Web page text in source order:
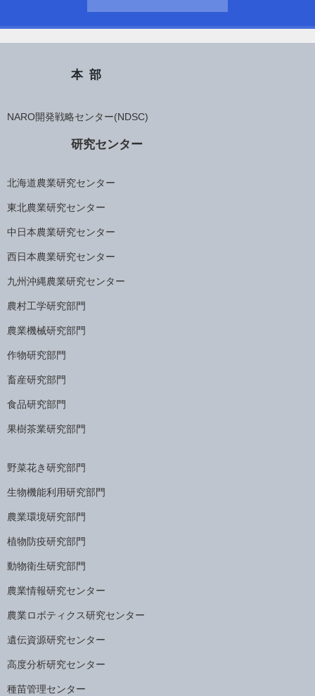
本部
NARO開発戦略センター(NDSC)
研究センター
北海道農業研究センター
東北農業研究センター
中日本農業研究センター
西日本農業研究センター
九州沖縄農業研究センター
農村工学研究部門
農業機械研究部門
作物研究部門
畜産研究部門
食品研究部門
果樹茶業研究部門
野菜花き研究部門
生物機能利用研究部門
農業環境研究部門
植物防疫研究部門
動物衛生研究部門
農業情報研究センター
農業ロボティクス研究センター
遺伝資源研究センター
高度分析研究センター
種苗管理センター